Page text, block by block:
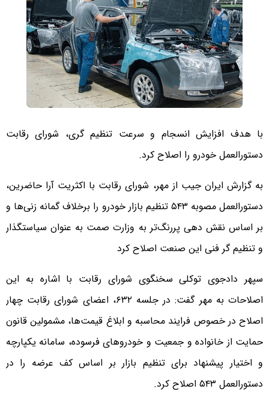
با هدف افزایش انسجام و سرعت تنظیم گری، شورای رقابت
دستورالعمل خودرو را اصلاح کرد.
به گزارش ایران جیب از مهر، شورای رقابت با اکثریت آرا حاضرین،
دستورالعمل مصوبه ۵۴۳ تنظیم بازار خودرو را برخلاف گمانه زنی‌ها و
بر اساس نقش دهی پررنگ‌تر به وزارت صمت به عنوان سیاستگذار
و تنظیم گر فنی این صنعت اصلاح کرد
سپهر دادجوی توکلی سخنگوی شورای رقابت با اشاره به این
اصلاحات به مهر گفت: در جلسه ۶۳۲، اعضای شورای رقابت چهار
اصلاح در خصوص فرایند محاسبه و ابلاغ قیمت‌ها، مشمولین قانون
حمایت از خانواده و جمعیت و خودروهای فرسوده، سامانه یکپارچه
و اختیار پیشنهاد برای تنظیم بازار بر اساس کف عرضه را در
دستورالعمل ۵۴۳ اصلاح کرد.